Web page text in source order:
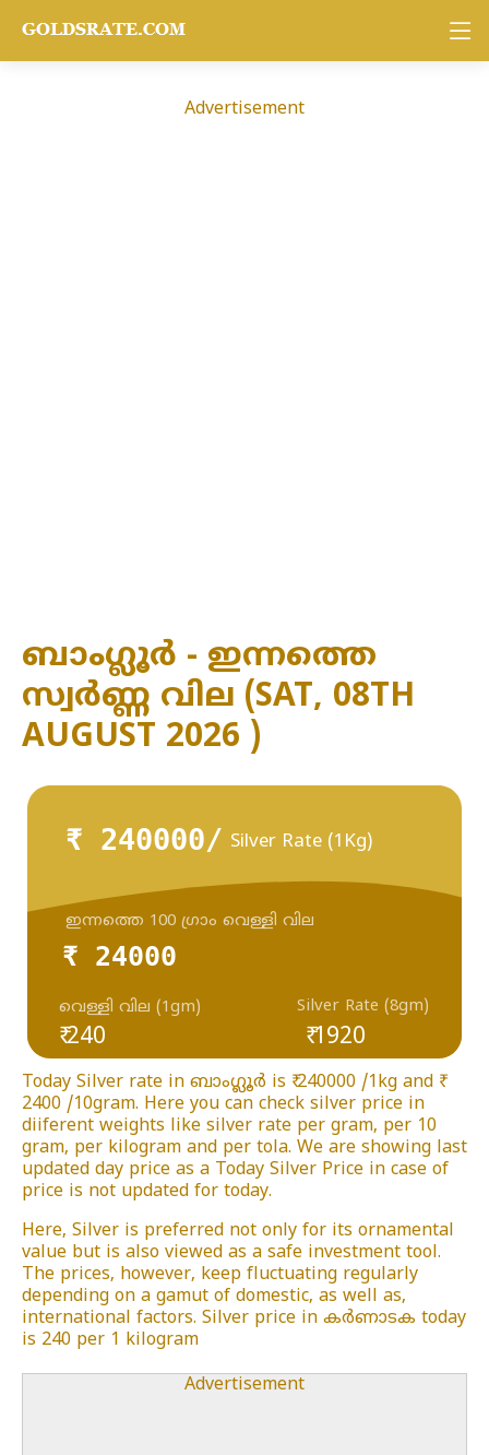
Advertisement
ബാംഗ്ലൂർ - ഇന്നത്തെ
സ്വർണ്ണ വില (SAT, 08TH
AUGUST 2026 )
₹ 240000/ Silver Rate (1Kg)
₹ 24000
₹ 240
വെള്ളി വില (1gm) Silver Rate (8gm)
ഇന്നത്തെ 100 ഗ്രാം വെള്ളി വില
₹ 1920
Today Silver rate in ബാംഗ്ലൂർ is ₹ 240000 /1kg and ₹
2400 /10gram. Here you can check silver price in
diiferent weights like silver rate per gram, per 10
gram, per kilogram and per tola. We are showing last
updated day price as a Today Silver Price in case of
price is not updated for today.
Here, Silver is preferred not only for its ornamental
value but is also viewed as a safe investment tool.
The prices, however, keep fluctuating regularly
depending on a gamut of domestic, as well as,
international factors. Silver price in കർണാടക today
is 240 per 1 kilogram
Advertisement